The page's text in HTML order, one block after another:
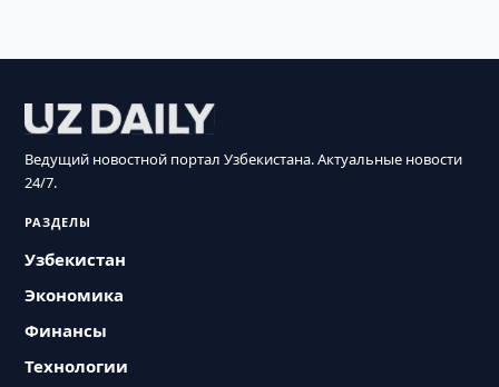
Ведущий новостной портал Узбекистана. Актуальные новости
24/7.
РАЗДЕЛЫ
Узбекистан
Экономика
Финансы
Технологии